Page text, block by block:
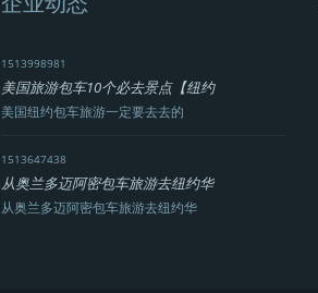
1513998981
美国旅游包车10个必去景点【纽约
美国纽约包车旅游一定要去去的
1513647438
从奥兰多迈阿密包车旅游去纽约华
从奥兰多迈阿密包车旅游去纽约华